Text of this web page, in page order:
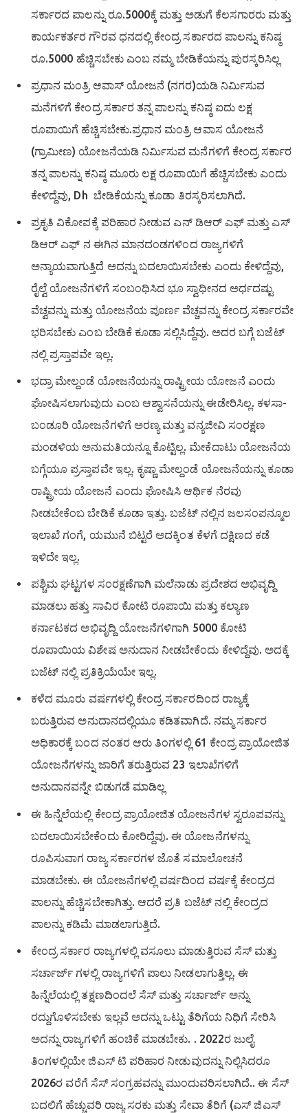
ಸರ್ಕಾರದ ಪಾಲನ್ನು ರೂ.5000ಕ್ಕೆ ಮತ್ತು ಅಡುಗೆ ಕೆಲಸಗಾರರು ಮತ್ತು
ಕಾರ್ಯಕರ್ತರ ಗೌರವ ಧನದಲ್ಲಿ ಕೇಂದ್ರ ಸರ್ಕಾರದ ಪಾಲನ್ನು ಕನಿಷ್ಠ
ರೂ.5000 ಹೆಚ್ಚಿಸಬೇಕು ಎಂಬ ನಮ್ಮ ಬೇಡಿಕೆಯನ್ನು ಪುರಸ್ಕರಿಸಿಲ್ಲ
ಪ್ರಧಾನ ಮಂತ್ರಿ ಆವಾಸ್ ಯೋಜನೆ (ನಗರ)ಯಡಿ ನಿರ್ಮಿಸುವ
ಮನೆಗಳಿಗೆ ಕೇಂದ್ರ ಸರ್ಕಾರ ತನ್ನ ಪಾಲನ್ನು ಕನಿಷ್ಠ ಐದು ಲಕ್ಷ
ರೂಪಾಯಿಗೆ ಹೆಚ್ಚಿಸಬೇಕು.ಪ್ರಧಾನ ಮಂತ್ರಿ ಆವಾಸ ಯೋಜನೆ
(ಗ್ರಾಮೀಣ) ಯೋಜನೆಯಡಿ ನಿರ್ಮಿಸುವ ಮನೆಗಳಿಗೆ ಕೇಂದ್ರ ಸರ್ಕಾರ
ತನ್ನ ಪಾಲನ್ನು ಕನಿಷ‍್ಠ ಮೂರು ಲಕ್ಷ ರೂಪಾಯಿಗೆ ಹೆಚ್ಚಿಸಬೇಕು ಎಂದು
ಕೇಳಿದ್ದೆವು, Dh ಬೇಡಿಕೆಯನ್ನು ಕೂಡಾ ತಿರಸ್ಕರಿಸಲಾಗಿದೆ.
ಪ್ರಕೃತಿ ವಿಕೋಪಕ್ಕೆ ಪರಿಹಾರ ನೀಡುವ ಎನ್ ಡಿಆರ್ ಎಫ್ ಮತ್ತು ಎಸ್
ಡಿಆರ್ ಎಫ್ ನ ಈಗಿನ ಮಾನದಂಡಗಳಿಂದ ರಾಜ್ಯಗಳಿಗೆ
ಅನ್ಯಾಯವಾಗುತ್ತಿದೆ ಅದನ್ನು ಬದಲಾಯಿಸಬೇಕು ಎಂದು ಕೇಳಿದ್ದೆವು,
ರೈಲ್ವೆ ಯೋಜನೆಗಳಿಗೆ ಸಂಬಂಧಿಸಿದ ಭೂ ಸ್ವಾಧೀನದ ಅರ್ಧದಷ್ಟು
ವೆಚ್ವವನ್ನು ಮತ್ತು ಯೋಜನೆಯ ಪೂರ್ಣ ವೆಚ್ಚವನ್ನು ಕೇಂದ್ರ ಸರ್ಕಾರವೇ
ಭರಿಸಬೇಕು ಎಂಬ ಬೇಡಿಕೆ ಕೂಡಾ ಸಲ್ಲಿಸಿದ್ದೆವು. ಅದರ ಬಗ್ಗೆ ಬಜೆಟ್
ನಲ್ಲಿ ಪ್ರಸ್ತಾಪವೇ ಇಲ್ಲ.
ಭದ್ರಾ ಮೇಲ್ದಂಡೆ ಯೋಜನೆಯನ್ನು ರಾಷ್ಟ್ರೀಯ ಯೋಜನೆ ಎಂದು
ಘೋಷಿಸಲಾಗುವುದು ಎಂಬ ಆಶ್ವಾಸನೆಯನ್ನು ಈಡೇರಿಸಿಲ್ಲ. ಕಳಸಾ-
ಬಂಡೂರಿ ಯೋಜನೆಗಳಿಗೆ ಅರಣ್ಯ ಮತ್ತು ವನ್ಯಜೀವಿ ಸಂರಕ್ಷಣ
ಮಂಡಳಿಯ ಅನುಮತಿಯನ್ನೂ ಕೊಟ್ಟಿಲ್ಲ. ಮೇಕೆದಾಟು ಯೋಜನೆಯ
ಬಗ್ಗೆಯೂ ಪ್ರಸ್ತಾಪವೇ ಇಲ್ಲ. ಕೃಷ್ಣಾ ಮೇಲ್ದಂಡೆ ಯೋಜನೆಯನ್ನು ಕೂಡಾ
ರಾಷ್ಟ್ರೀಯ ಯೋಜನೆ ಎಂದು ಘೋಷಿಸಿ ಆರ್ಥಿಕ ನೆರವು
ನೀಡಬೇಕೆಂಬ ಬೇಡಿಕೆ ಕೂಡಾ ಇತ್ತು. ಬಜೆಟ್ ನಲ್ಲಿನ ಜಲಸಂಪನ್ಮೂಲ
ಇಲಾಖೆ ಗಂಗೆ, ಯಮುನೆ ಬಿಟ್ಟರೆ ಅದಕ್ಕಿಂತ ಕೆಳಗೆ ದಕ್ಷಿಣದ ಕಡೆ
ಇಳಿದೇ ಇಲ್ಲ.
ಪಶ್ಚಿಮ ಘಟ್ಟಗಳ ಸಂರಕ್ಷಣೆಗಾಗಿ ಮಲೆನಾಡು ಪ್ರದೇಶದ ಅಭಿವೃದ್ದಿ
ಮಾಡಲು ಹತ್ತು ಸಾವಿರ ಕೋಟಿ ರೂಪಾಯಿ ಮತ್ತು ಕಲ್ಯಾಣ
ಕರ್ನಾಟಕದ ಅಭಿವೃದ್ದಿ ಯೋಜನೆಗಳಿಗಾಗಿ 5000 ಕೋಟಿ
ರೂಪಾಯಿಯ ವಿಶೇಷ ಅನುದಾನ ನೀಡಬೇಕೆಂದು ಕೇಳಿದ್ದೆವು. ಅದಕ್ಕೆ
ಬಜೆಟ್ ನಲ್ಲಿ ಪ್ರತಿಕ್ರಿಯೆಯೇ ಇಲ್ಲ.
ಕಳೆದ ಮೂರು ವರ್ಷಗಳಲ್ಲಿ ಕೇಂದ್ರ ಸರ್ಕಾರದಿಂದ ರಾಜ್ಯಕ್ಕೆ
ಬರುತ್ತಿರುವ ಅನುದಾನದಲ್ಲಿಯೂ ಕಡಿತವಾಗಿದೆ. ನಮ್ಮ ಸರ್ಕಾರ
ಅಧಿಕಾರಕ್ಕೆ ಬಂದ ನಂತರ ಆರು ತಿಂಗಳಲ್ಲಿ 61 ಕೇಂದ್ರ ಪ್ರಾಯೋಜಿತ
ಯೋಜನೆಗಳನ್ನು ಜಾರಿಗೆ ತರುತ್ತಿರುವ 23 ಇಲಾಖೆಗಳಿಗೆ
ಅನುದಾನವನ್ನೇ ಬಿಡುಗಡೆ ಮಾಡಿಲ್ಲ
ಈ ಹಿನ್ನೆಲೆಯಲ್ಲಿ ಕೇಂದ್ರ ಪ್ರಾಯೋಜಿತ ಯೋಜನೆಗಳ ಸ್ವರೂಪವನ್ನು
ಬದಲಾಯಿಸಬೇಕೆಂದು ಕೋರಿದ್ದೆವು. ಈ ಯೋಜನೆಗಳನ್ನು
ರೂಪಿಸುವಾಗ ರಾಜ್ಯ ಸರ್ಕಾರಗಳ ಜೊತೆ ಸಮಾಲೋಚನೆ
ಮಾಡಬೇಕು. ಈ ಯೋಜನೆಗಳಲ್ಲಿ ವರ್ಷದಿಂದ ವರ್ಷಕ್ಕೆ ಕೇಂದ್ರದ
ಪಾಲನ್ನು ಹೆಚ್ಚಿಸಬೇಕಾಗಿತ್ತು. ಆದರೆ ಪ್ರತಿ ಬಜೆಟ್ ನಲ್ಲಿ ಕೇಂದ್ರದ
ಪಾಲನ್ನು ಕಡಿಮೆ ಮಾಡಲಾಗುತ್ತಿದೆ.
ಕೇಂದ್ರ ಸರ್ಕಾರ ರಾಜ್ಯಗಳಲ್ಲಿ ವಸೂಲು ಮಾಡುತ್ತಿರುವ ಸೆಸ್ ಮತ್ತು
ಸರ್ಚಾರ್ಜ್ ಗಳಲ್ಲಿ ರಾಜ್ಯಗಳಿಗೆ ಪಾಲು ನೀಡಲಾಗುತ್ತಿಲ್ಲ. ಈ
ಹಿನ್ನೆಲೆಯಲ್ಲಿ ತಕ್ಷಣದಿಂದಲೆ ಸೆಸ್ ಮತ್ತು ಸರ್ಚಾರ್ಜ್ ಅನ್ನು
ರದ್ದುಗೊಳಿಸಬೇಕು ಇಲ್ಲವೆ ಅದನ್ನು ಒಟ್ಟು ತೆರಿಗೆಯ ನಿಧಿಗೆ ಸೇರಿಸಿ
ಅದನ್ನು ರಾಜ್ಯಗಳಿಗೆ ಹಂಚಿಕೆ ಮಾಡಬೇಕು. . 2022ರ ಜುಲೈ
ತಿಂಗಳಲ್ಲಿಯೇ ಜಿಎಸ್ ಟಿ ಪರಿಹಾರ ನೀಡುವುದನ್ನು ನಿಲ್ಲಿಸಿದರೂ
2026ರ ವರೆಗೆ ಸೆಸ್ ಸಂಗ್ರಹವನ್ನು ಮುಂದುವರಿಸಲಾಗಿದೆ.. ಈ ಸೆಸ್
ಬದಲಿಗೆ ಹೆಚ್ಚುವರಿ ರಾಜ್ಯ ಸರಕು ಮತ್ತು ಸೇವಾ ತೆರಿಗೆ (ಎಸ್ ಜಿಎಸ್